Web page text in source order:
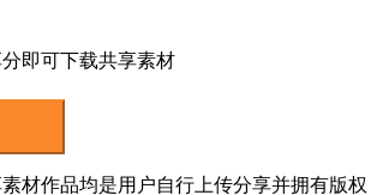
分即可下载共享素材
材作品均是用户自行上传分享并拥有版权